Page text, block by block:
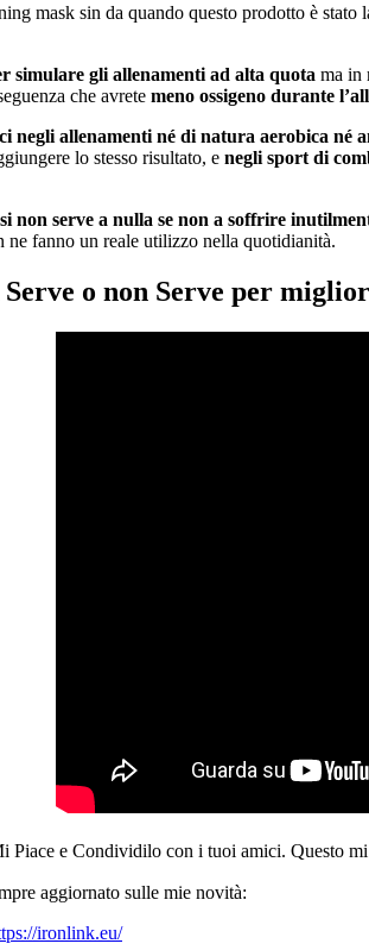
mask sin da quando questo prodotto è
simulare gli allenamenti ad alta quota ma in
che avrete meno ossigeno durante
negli allenamenti né di natura aerobica né
lo stesso risultato, e negli sport di
non serve a nulla se non a soffrire
fanno un reale utilizzo nella quotidianità.
o non Serve per
Piace e Condividilo con i tuoi amici. Questo
aggiornato sulle mie novità:
ironlink.eu/